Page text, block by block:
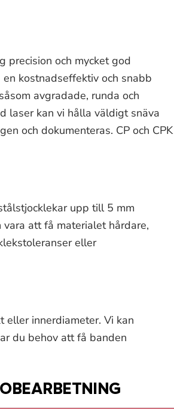
precision och mycket god
kostnadseffektiv och snabb
avgradade, runda och
laser kan vi hålla väldigt snäva
och dokumenteras. CP och CPK
upp till 5 mm
att få materialet hårdare,
eller
innerdiameter. Vi kan
du behov att få banden